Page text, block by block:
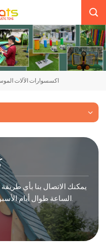
اكسسوارات الآلات
يمكنك الاتصال بنا بأي
الساعة طوال أيام الأسبوع عبر البريد الإلكتروني أو الهاتف.